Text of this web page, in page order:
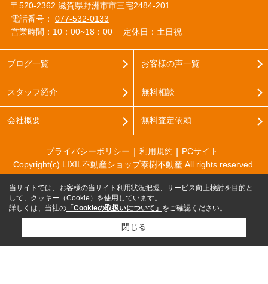
〒520-2362 滋賀県野洲市市三宅2484-201
電話番号： 077-532-0133
営業時間：10：00~18：00
定休日：土日祝
ブログ一覧
スタッフ紹介
会社概要
お客様の声一覧
無料相談
無料査定依頼
プライバシーポリシー 利用規約
PCサイト
Copyright(c) LIXIL不動産ショップ泰樹不動産 All rights reserved.
当サイトでは、お客様の当サイト利用状況把握、サービス向上検討を目的と
して、クッキー（Cookie）を使用しています。
詳しくは、当社の 「Cookieの取扱いについて」 をご確認ください。
閉じる